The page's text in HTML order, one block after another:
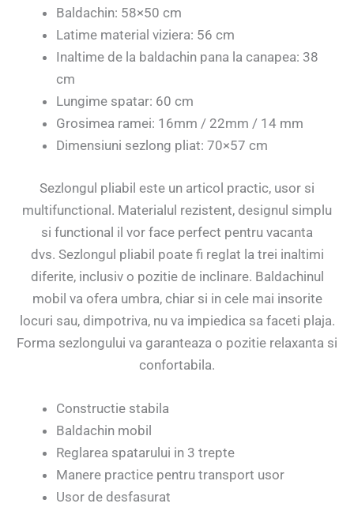
Baldachin: 58×50 cm
Latime material viziera: 56 cm
Inaltime de la baldachin pana la canapea: 38
cm
Lungime spatar: 60 cm
Grosimea ramei: 16mm / 22mm / 14 mm
Dimensiuni sezlong pliat: 70×57 cm
Sezlongul pliabil este un articol practic, usor si
multifunctional. Materialul rezistent, designul simplu
si functional il vor face perfect pentru vacanta
dvs. Sezlongul pliabil poate fi reglat la trei inaltimi
diferite, inclusiv o pozitie de inclinare. Baldachinul
mobil va ofera umbra, chiar si in cele mai insorite
locuri sau, dimpotriva, nu va impiedica sa faceti plaja.
Forma sezlongului va garanteaza o pozitie relaxanta si
confortabila.
Constructie stabila
Baldachin mobil
Reglarea spatarului in 3 trepte
Manere practice pentru transport usor
Usor de desfasurat